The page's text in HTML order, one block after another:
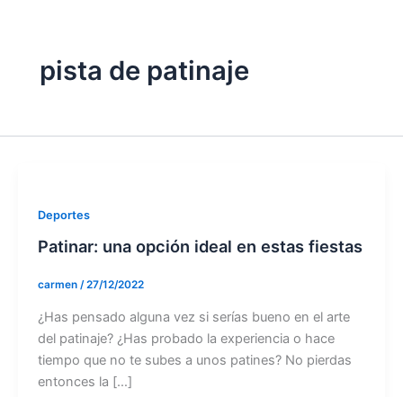
pista de patinaje
Deportes
Patinar: una opción ideal en estas fiestas
carmen /27/12/2022
¿Has pensado alguna vez si serías bueno en el arte
del patinaje? ¿Has probado la experiencia o hace
tiempo que no te subes a unos patines? No pierdas
entonces la […]